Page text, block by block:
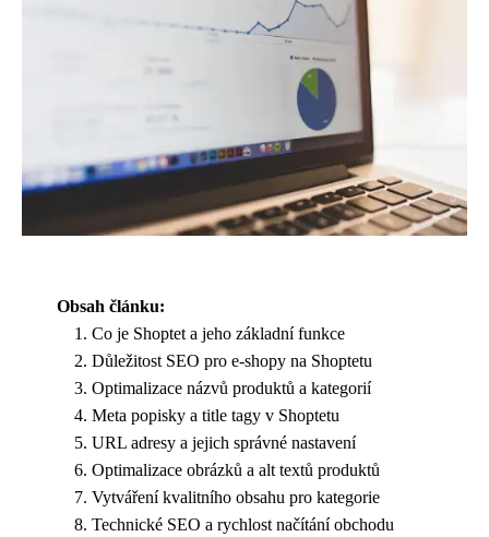
Obsah článku:
Co je Shoptet a jeho základní funkce
Důležitost SEO pro e-shopy na Shoptetu
Optimalizace názvů produktů a kategorií
Meta popisky a title tagy v Shoptetu
URL adresy a jejich správné nastavení
Optimalizace obrázků a alt textů produktů
Vytváření kvalitního obsahu pro kategorie
Technické SEO a rychlost načítání obchodu